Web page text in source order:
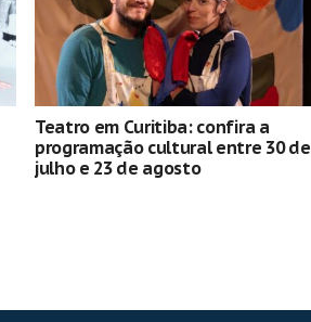
Teatro em Curitiba: confira a
programação cultural entre 30 de
julho e 23 de agosto